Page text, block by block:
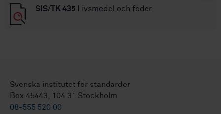
SIS/TK 435 Livsmedel och foder
Svenska institutet för standarder
Box 45443, 104 31 Stockholm
08-555 520 00